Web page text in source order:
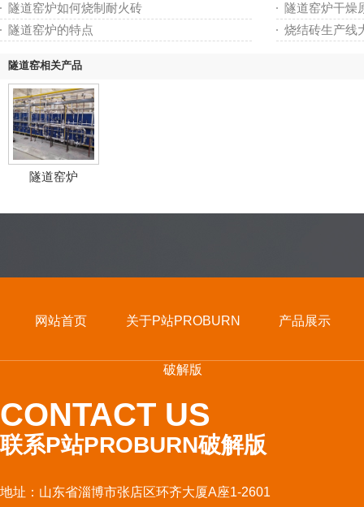
隧道窑炉如何烧制耐火砖
隧道窑炉干燥
隧道窑炉的特点
烧结砖生产线
隧道窑相关产品
隧道窑炉
网站首页 关于P站PROBURN
破解版
产品展示
CONTACT US
联系P站PROBURN破解版
地址：山东省淄博市张店区环齐大厦A座1-2601